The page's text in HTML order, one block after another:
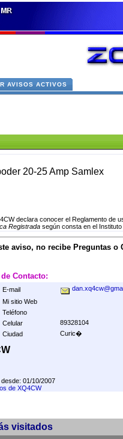
AVISOS ACTIVOS
20-25 Amp Samlex
declara conocer el Reglamento de
Registrada según consta en el
aviso, no recibe Preguntas o
Contacto:
E-mail
Mi sitio Web
Teléfono
Celular
89328104
Ciudad
Curic�
01/10/2007
de XQ4CW
visitados